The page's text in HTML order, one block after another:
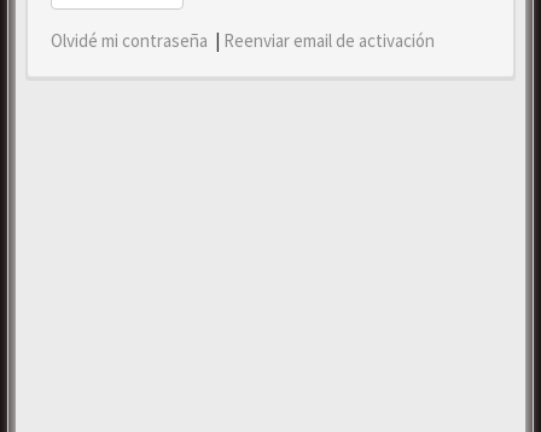
Olvidé mi contraseña | Reenviar email de activación